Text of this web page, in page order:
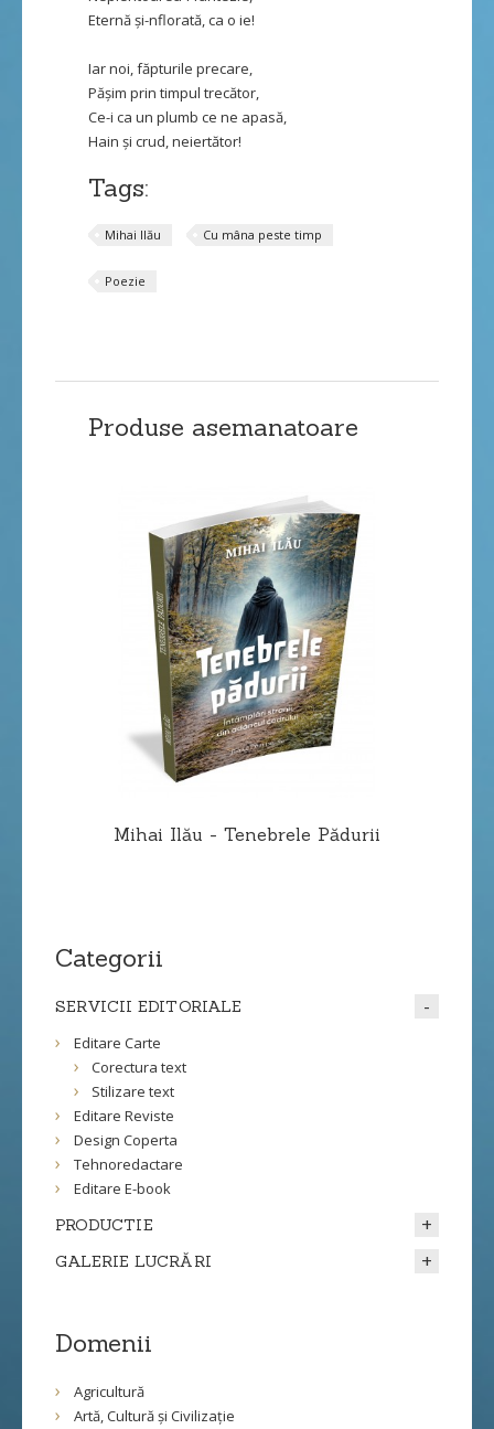
Eternă și-nflorată, ca o ie!
Iar noi, făpturile precare,
Pășim prin timpul trecător,
Ce-i ca un plumb ce ne apasă,
Hain și crud, neiertător!
Tags:
Mihai Ilău Cu mâna peste timp
Poezie
Produse asemanatoare
Mihai Ilău - Tenebrele Pădurii
Categorii
SERVICII EDITORIALE
Editare Carte
Corectura text
Stilizare text
Editare Reviste
Design Coperta
Tehnoredactare
Editare E-book
PRODUCTIE
GALERIE LUCRĂRI
Domenii
Agricultură
Artă, Cultură și Civilizație